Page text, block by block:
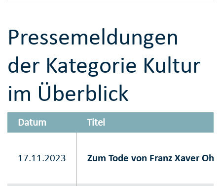
Pressemeldungen
der Kategorie Kultur
im Überblick
Datum Titel
17.11.2023 Zum Tode von Franz Xaver